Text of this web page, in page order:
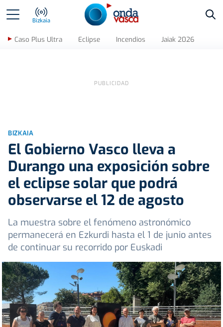
Bizkaia
Caso Plus Ultra Eclipse Incendios Jaiak 2026
BIZKAIA
El Gobierno Vasco lleva a
Durango una exposición sobre
el eclipse solar que podrá
observarse el 12 de agosto
La muestra sobre el fenómeno astronómico
permanecerá en Ezkurdi hasta el 1 de junio antes
de continuar su recorrido por Euskadi